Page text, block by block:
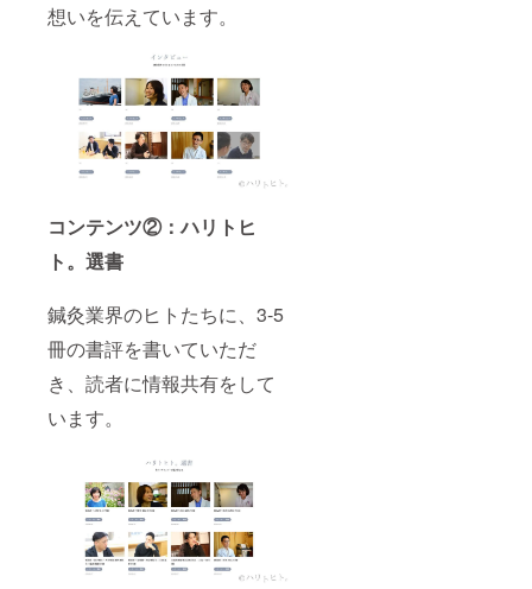
想いを伝えています。
コンテンツ②：ハリトヒ
ト。選書
鍼灸業界のヒトたちに、3-5
冊の書評を書いていただ
き、読者に情報共有をして
います。